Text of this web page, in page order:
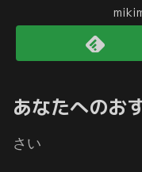
あなたへのお
さい